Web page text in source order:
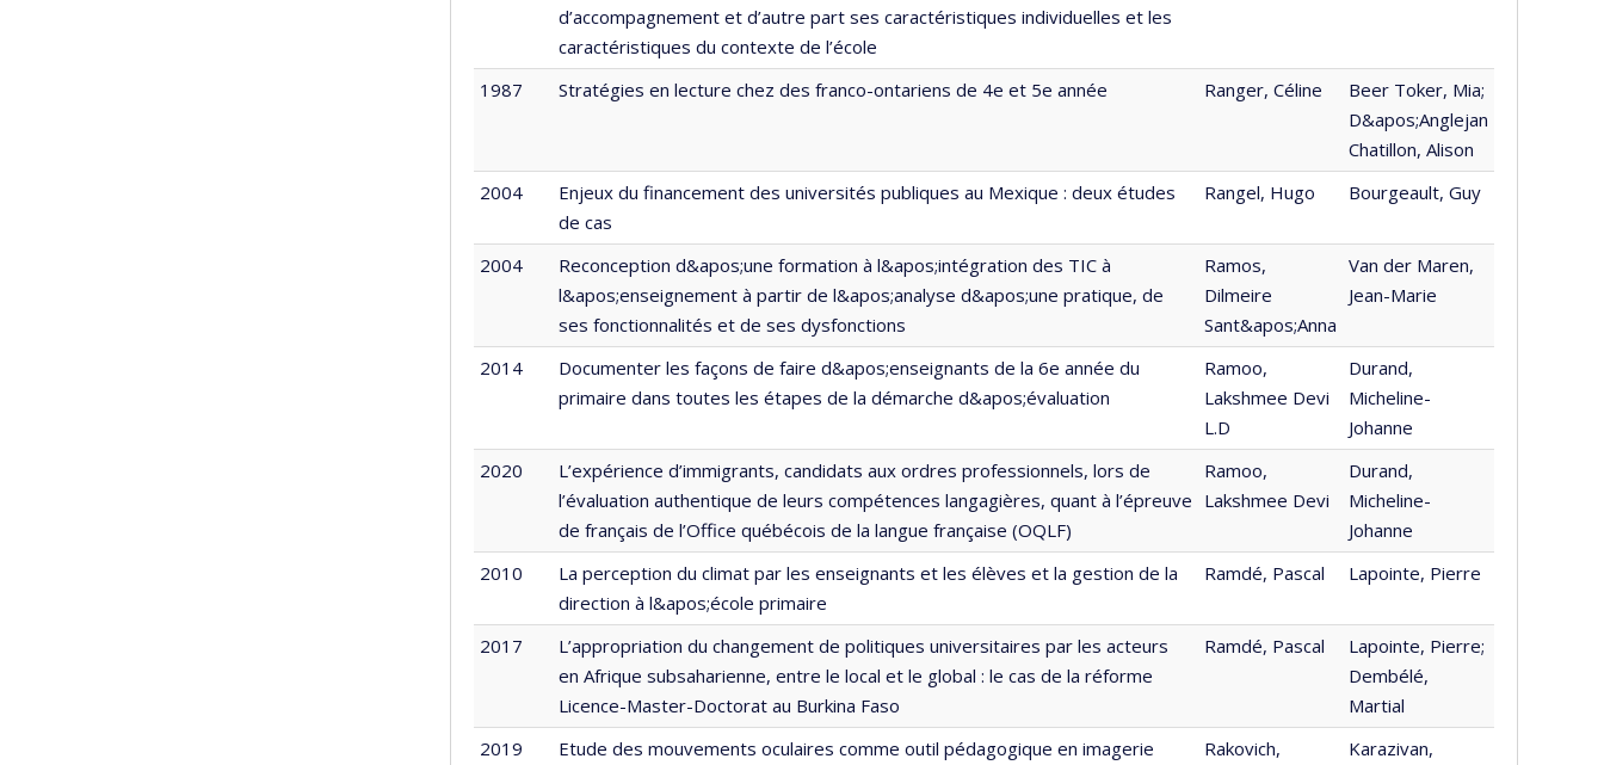
d’accompagnement et d’autre part ses caractéristiques individuelles et les
caractéristiques du contexte de l’école
1987 Stratégies en lecture chez des franco-ontariens de 4e et 5e année Ranger, Céline
Beer Toker, Mia;
D&apos;Anglejan
Chatillon, Alison
2004
Enjeux du financement des universités publiques au Mexique : deux études
de cas
Rangel, Hugo Bourgeault, Guy
2004
Reconception d&apos;une formation à l&apos;intégration des TIC à
l&apos;enseignement à partir de l&apos;analyse d&apos;une pratique, de
ses fonctionnalités et de ses dysfonctions
Ramos,
Dilmeire
Sant&apos;Anna
Van der Maren,
Jean-Marie
2014
Documenter les façons de faire d&apos;enseignants de la 6e année du
primaire dans toutes les étapes de la démarche d&apos;évaluation
Ramoo,
Lakshmee Devi
L.D
Durand,
Micheline-
Johanne
2020
L’expérience d’immigrants, candidats aux ordres professionnels, lors de
l’évaluation authentique de leurs compétences langagières, quant à l’épreuve
de français de l’Office québécois de la langue française (OQLF)
Ramoo,
Lakshmee Devi
Durand,
Micheline-
Johanne
2010
La perception du climat par les enseignants et les élèves et la gestion de la
direction à l&apos;école primaire
Ramdé, Pascal Lapointe, Pierre
2017
L’appropriation du changement de politiques universitaires par les acteurs
en Afrique subsaharienne, entre le local et le global : le cas de la réforme
Licence-Master-Doctorat au Burkina Faso
Ramdé, Pascal
Lapointe, Pierre;
Dembélé,
Martial
2019
Etude des mouvements oculaires comme outil pédagogique en imagerie
Rakovich,
Karazivan,